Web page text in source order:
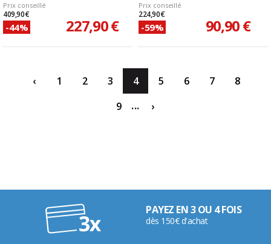
Prix conseillé
409,90 €
-44% 227,90 €
Prix conseillé
224,90 €
-59% 90,90 €
‹ 1 2 3 4 5 6 7
8
9
... ›
PAYEZ EN 3 OU 4 FOIS
dès 150€ d'achat